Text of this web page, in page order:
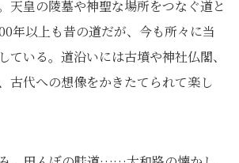
天皇の陵墓や神聖な場所をつなぐ道と
年以上も昔の道だが、今も所々に当
ている。道沿いには古墳や神社仏閣、
古代への想像をかきたてられて楽し